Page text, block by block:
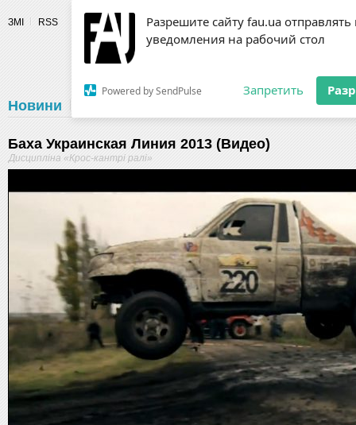
Разрешите сайту fau.ua отправлять
уведомления на рабочий стол
Powered by SendPulse Запретить
ЗМІ RSS
Новини Календар
Баха Украинская Линия 2013 (Видео)
Дисципліна «Крос-кантрі ралі»